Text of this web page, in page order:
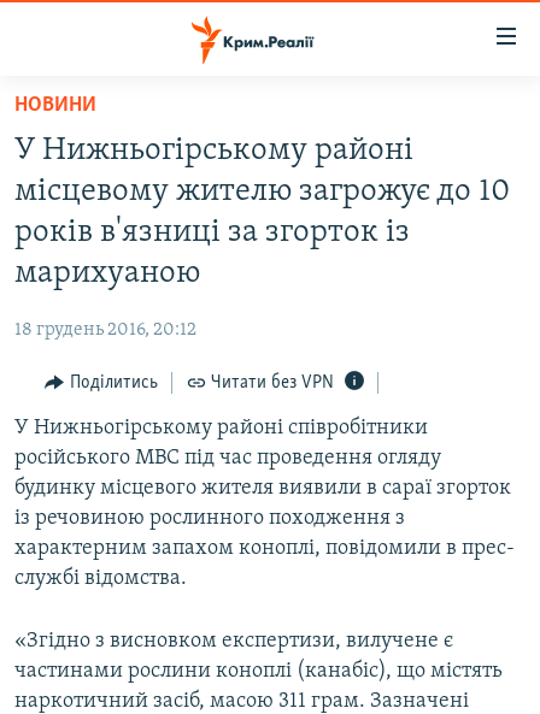
Перейти
основного
матеріалу
Перейти
до
основної
Перейти
пошуку
ВІДЕО ТА ФОТО
ПОГЛЯД
ІНТЕРВ'Ю
ВСЕ ЗА ДЕНЬ
СПЕЦПРОЕКТИ
ДЕПОРТАЦІЯ
ВІДЕОУРОКИ «ELIFBE»
УКРАЇНСЬКА ПРОБЛЕМА КРИМУ
ІНФОГРАФІКА
ЯК ОБІЙТИ БЛОКУВАННЯ
Русский
НОВИНИ
У Нижньогірському районі
місцевому жителю загрожує до 10
років в'язниці за згорток із
марихуаною
18 грудень 2016, 20:12
Поділитись Читати без VPN
У Нижньогірському районі співробітники
російського МВС під час проведення огляду
будинку місцевого жителя виявили в сараї згорток
із речовиною рослинного походження з
характерним запахом коноплі, повідомили в прес-
службі відомства.
«Згідно з висновком експертизи, вилучене є
частинами рослини коноплі (канабіс), що містять
наркотичний засіб, масою 311 грам. Зазначені